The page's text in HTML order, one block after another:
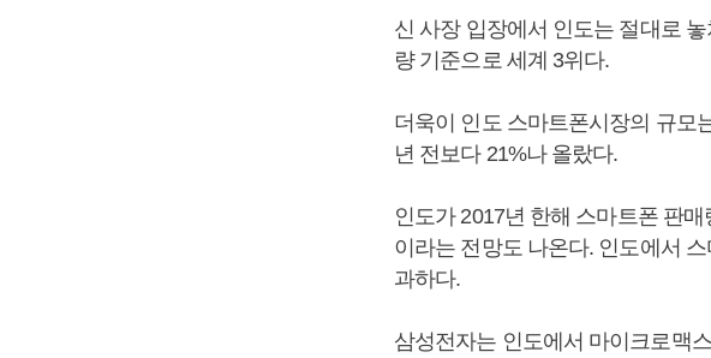
신 사장 입장에서 인도는 절대로
량 기준으로 세계 3위다.
더욱이 인도 스마트폰시장의 규모
년 전보다 21%나 올랐다.
인도가 2017년 한해 스마트폰 판
이라는 전망도 나온다. 인도에서
과하다.
삼성전자는 인도에서 마이크로맥